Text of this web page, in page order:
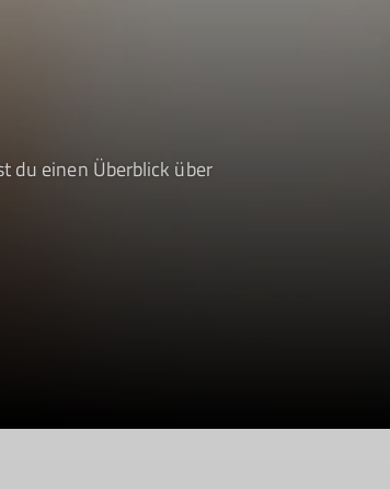
du einen Überblick über